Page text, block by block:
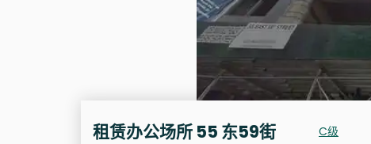
租赁办公场所 55 东59街 C级